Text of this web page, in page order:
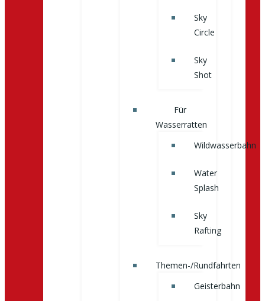
Sky
Circle
Sky
Shot
Für
Wasserratten
Wildwasserbahn
Water
Splash
Sky
Rafting
Themen-/Rundfahrten
Geisterbahn